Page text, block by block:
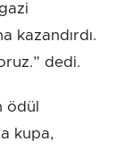
kazandırdı.
dedi.
ödül
kupa,